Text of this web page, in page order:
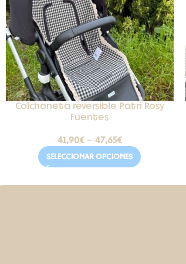
Colchoneta reversible Patri Rosy
Fuentes
41,90€ - 47,65€
SELECCIONAR OPCIONES